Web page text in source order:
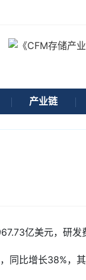
产业链
亿美元，研发
同比增长38%，